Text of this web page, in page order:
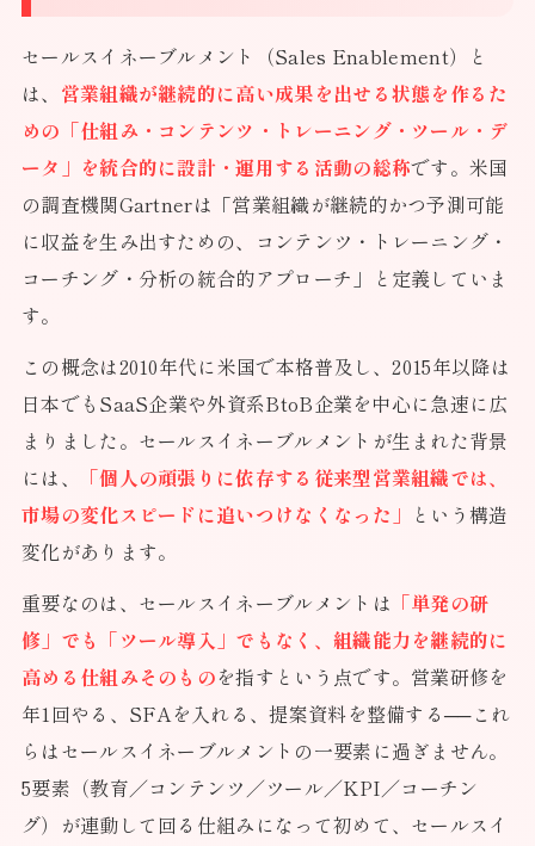
セールスイネーブルメント（Sales Enablement）と
は、 営業組織が継続的に高い成果を出せる状態を作るた
めの「仕組み・コンテンツ・トレーニング・ツール・デ
ータ」を統合的に設計・運用する活動の総称です。米国
の調査機関Gartnerは「営業組織が継続的かつ予測可能
に収益を生み出すための、コンテンツ・トレーニング・
コーチング・分析の統合的アプローチ」と定義していま
す。
この概念は2010年代に米国で本格普及し、2015年以降は
日本でもSaaS企業や外資系BtoB企業を中心に急速に広
まりました。セールスイネーブルメントが生まれた背景
には、
「個人の頑張りに依存する従来型営業組織では、
市場の変化スピードに追いつけなくなった」 という構造
変化があります。
重要なのは、セールスイネーブルメントは 「単発の研
修」でも「ツール導入」でもなく、組織能力を継続的に
高める仕組みそのものを指すという点です。営業研修を
年1回やる、SFAを入れる、提案資料を整備する──これ
らはセールスイネーブルメントの一要素に過ぎません。
5要素（教育／コンテンツ／ツール／KPI／コーチン
グ）が連動して回る仕組みになって初めて、セールスイ